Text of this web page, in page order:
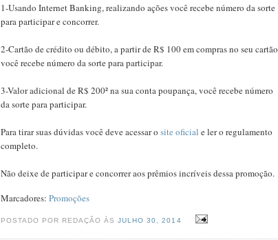
1-Usando Internet Banking, realizando ações você recebe número da sorte
para participar e concorrer.
2-Cartão de crédito ou débito, a partir de R$ 100 em compras no seu cartão
você recebe número da sorte para participar.
3-Valor adicional de R$ 200² na sua conta poupança, você recebe número
da sorte para participar.
Para tirar suas dúvidas você deve acessar o site oficial e ler o regulamento
completo.
Não deixe de participar e concorrer aos prêmios incríveis dessa promoção.
Marcadores: Promoções
POSTADO POR REDAÇÃO ÀSJULHO 30, 2014